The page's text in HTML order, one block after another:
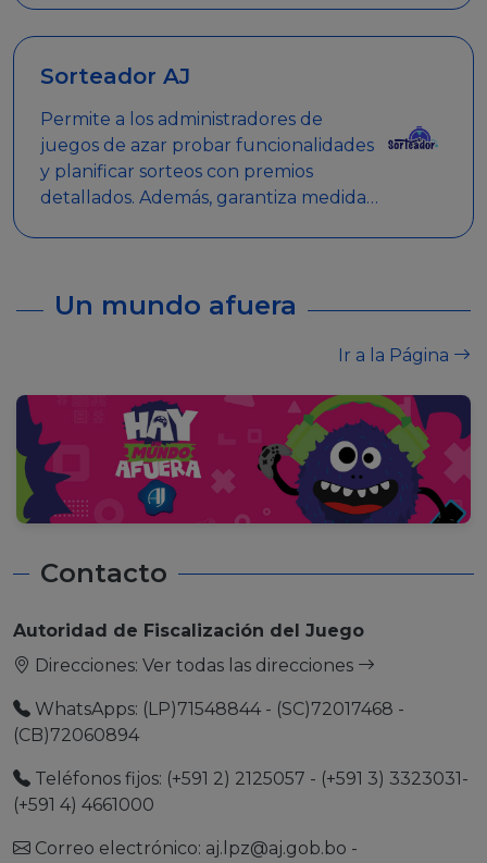
Sorteador AJ
Permite a los administradores de
juegos de azar probar funcionalidades
y planificar sorteos con premios
detallados. Además, garantiza medidas
Un mundo afuera
Ir a la Página
Contacto
Autoridad de Fiscalización del Juego
Direcciones: Ver todas las direcciones
WhatsApps: (LP)71548844 - (SC)72017468 -
(CB)72060894
Teléfonos fijos: (+591 2) 2125057 - (+591 3) 3323031-
(+591 4) 4661000
Correo electrónico: aj.lpz@aj.gob.bo -